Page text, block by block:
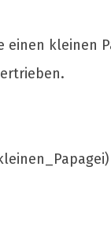
kleinen